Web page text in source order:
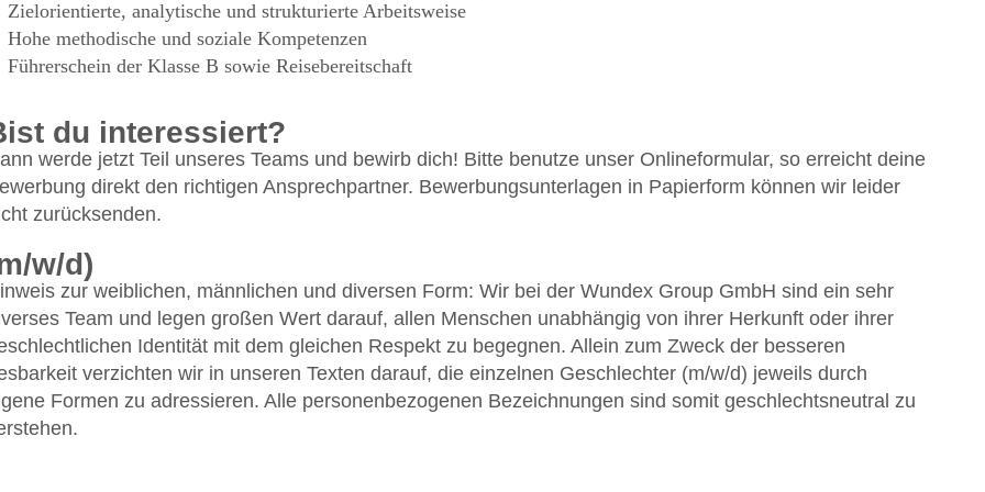
Zielorientierte, analytische und strukturierte Arbeitsweise
Hohe methodische und soziale Kompetenzen
Führerschein der Klasse B sowie Reisebereitschaft
du interessiert?
werde jetzt Teil unseres Teams und bewirb dich! Bitte benutze unser Onlineformular, so erreicht deine
direkt den richtigen Ansprechpartner. Bewerbungsunterlagen in Papierform können wir leider
zurücksenden.
w/d)
zur weiblichen, männlichen und diversen Form: Wir bei der Wundex Group GmbH sind ein sehr
Team und legen großen Wert darauf, allen Menschen unabhängig von ihrer Herkunft oder ihrer
Identität mit dem gleichen Respekt zu begegnen. Allein zum Zweck der besseren
verzichten wir in unseren Texten darauf, die einzelnen Geschlechter (m/w/d) jeweils durch
Formen zu adressieren. Alle personenbezogenen Bezeichnungen sind somit geschlechtsneutral zu